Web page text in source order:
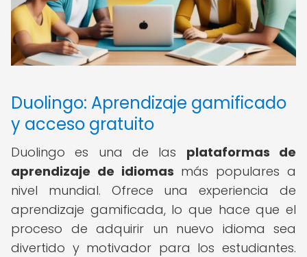
Duolingo: Aprendizaje gamificado
y acceso gratuito
Duolingo es una de las plataformas de
aprendizaje de idiomas más populares a
nivel mundial. Ofrece una experiencia de
aprendizaje gamificada, lo que hace que el
proceso de adquirir un nuevo idioma sea
divertido y motivador para los estudiantes.